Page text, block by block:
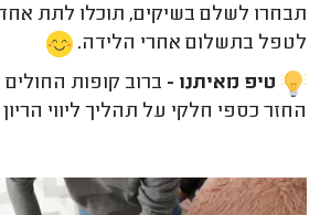
תבחרו לשלם בשיקים, תוכלו לתת
לטפל בתשלום אחרי הלידה.
טיפ מאיתנו - ברוב קופות
החזר כספי חלקי על תהליך ליווי